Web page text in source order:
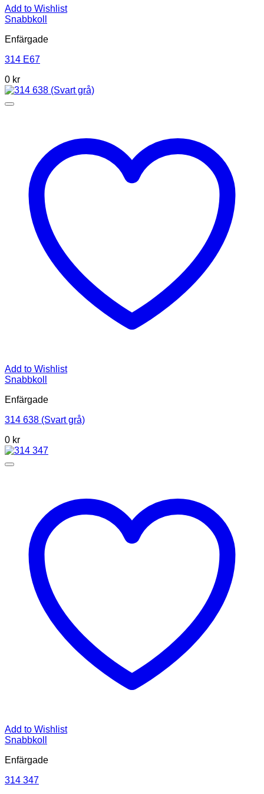
Add to Wishlist
Snabbkoll
Enfärgade
314 E67
0 kr
Add to Wishlist
Snabbkoll
Enfärgade
314 638 (Svart grå)
0 kr
Add to Wishlist
Snabbkoll
Enfärgade
314 347